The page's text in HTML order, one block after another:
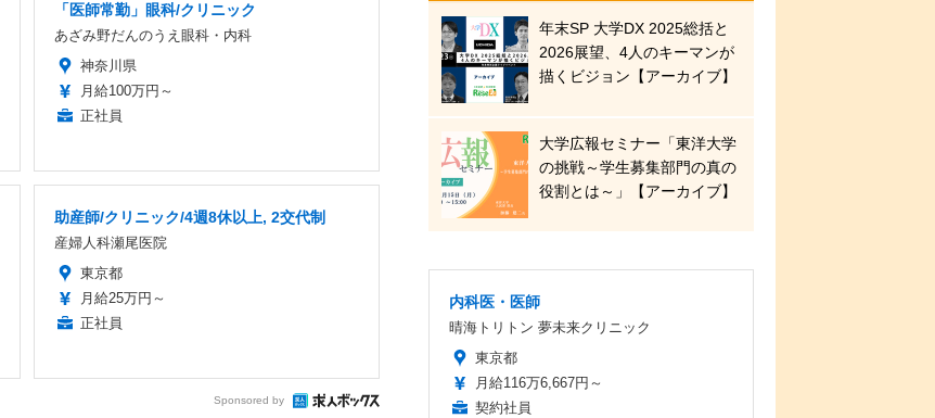
「医師常勤」眼科/クリニック
あざみ野だんのうえ眼科・内科
神奈川県
月給100万円～
正社員
助産師/クリニック/4週8休以上, 2交代制
産婦人科瀬尾医院
東京都
月給25万円～
正社員
Sponsored by
年末SP 大学DX 2025総括と
2026展望、4人のキーマンが
描くビジョン【アーカイブ】
大学広報セミナー「東洋大学
の挑戦～学生募集部門の真の
役割とは～」【アーカイブ】
内科医・医師
晴海トリトン 夢未来クリニック
東京都
月給116万6,667円～
契約社員